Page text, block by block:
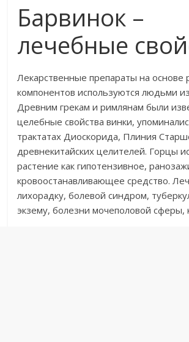
Барвинок –
лечебные
Лекарственные препараты на основе
компонентов используются людьми
Древним грекам и римлянам были
целебные свойства винки,
трактатах Диоскорида, Плиния
древнекитайских целителей. Горцы
растение как гипотензивное,
кровоостанавливающее средство.
лихорадку, болевой синдром,
экзему, болезни мочеполовой сферы,